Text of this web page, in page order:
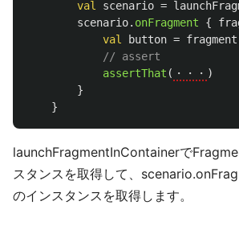
val scenario =
scenario. onFragment {
val
button = fragment
// assert
assertThat ( ・・・ )
}
}
launchFragmentInContainerで
スタンスを取得して、
のインスタンスを取得します。